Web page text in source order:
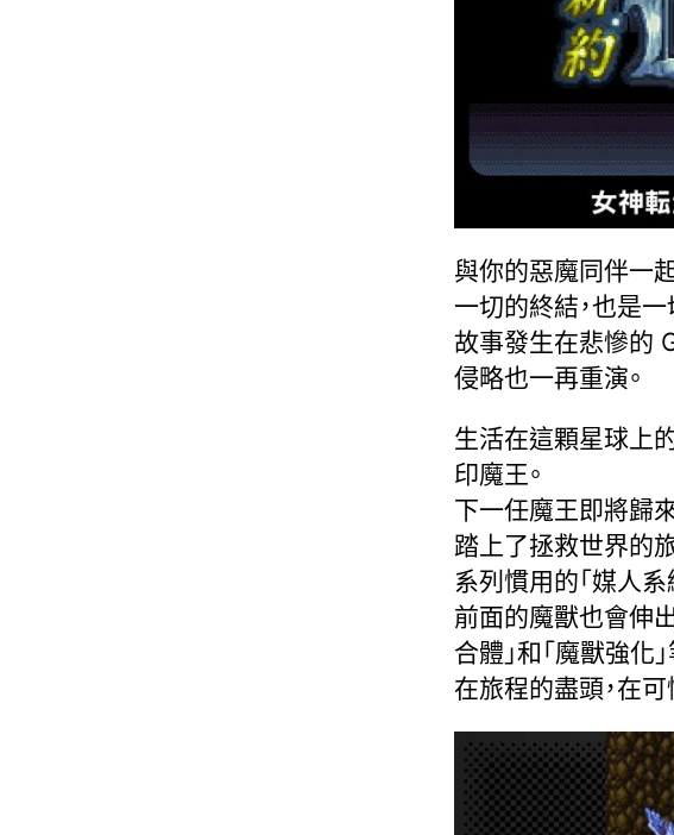
與你的惡魔同伴一
一切的終結，也是
故事發生在悲慘的
侵略也一再重演。
生活在這顆星球上
印魔王。
下一任魔王即將歸來
踏上了拯救世界的旅
系列慣用的「媒人
前面的魔獸也會伸
合體」和「魔獸強化
在旅程的盡頭，在